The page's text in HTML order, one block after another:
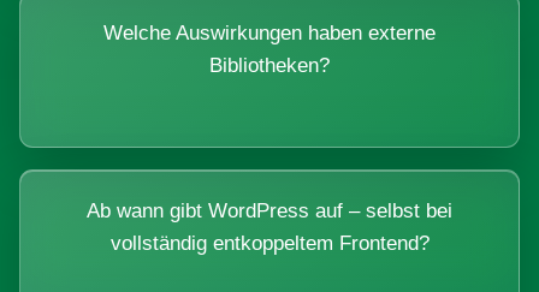
Welche Auswirkungen haben externe
Bibliotheken?
Ab wann gibt WordPress auf – selbst bei
vollständig entkoppeltem Frontend?